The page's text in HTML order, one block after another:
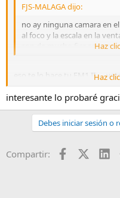
FJS-MALAGA dijo:
no ay ninguna camara en
al foco y la escala en la
son de mucho fiar son
Haz
eso te lo hace tu EM1 II ....
pulsa Info, enfoca.... e voilá
Haz
interesante lo probaré
Debes iniciar sesión o
Compartir: Facebook
X